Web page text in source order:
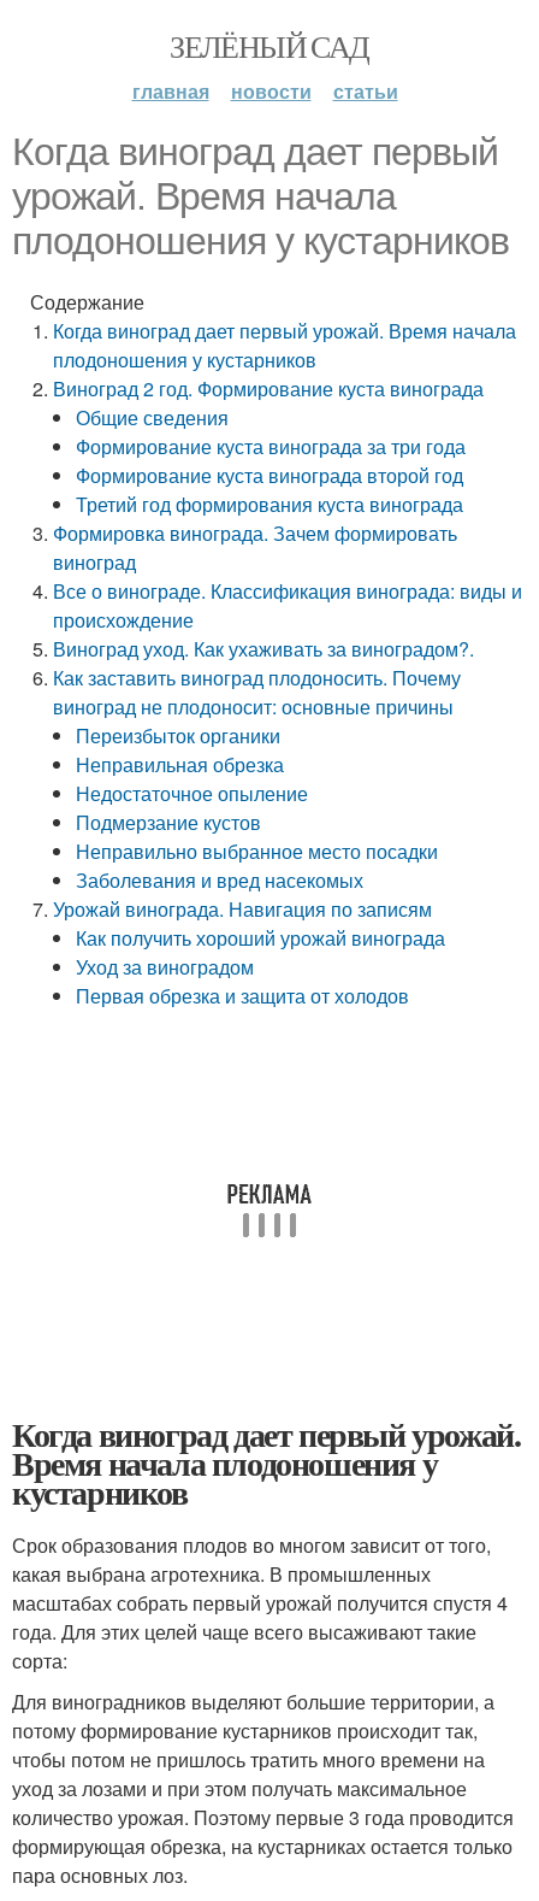
ЗЕЛЁНЫЙ САД
главная новости статьи
Когда виноград дает первый
урожай. Время начала
плодоношения у кустарников
Содержание
Когда виноград дает первый урожай. Время начала
плодоношения у кустарников
Виноград 2 год. Формирование куста винограда
Общие сведения
Формирование куста винограда за три года
Формирование куста винограда второй год
Третий год формирования куста винограда
Формировка винограда. Зачем формировать
виноград
Все о винограде. Классификация винограда: виды и
происхождение
Виноград уход. Как ухаживать за виноградом?.
Как заставить виноград плодоносить. Почему
виноград не плодоносит: основные причины
Переизбыток органики
Неправильная обрезка
Недостаточное опыление
Подмерзание кустов
Неправильно выбранное место посадки
Заболевания и вред насекомых
Урожай винограда. Навигация по записям
Как получить хороший урожай винограда
Уход за виноградом
Первая обрезка и защита от холодов
Когда виноград дает первый урожай.
Время начала плодоношения у
кустарников
Срок образования плодов во многом зависит от того,
какая выбрана агротехника. В промышленных
масштабах собрать первый урожай получится спустя 4
года. Для этих целей чаще всего высаживают такие
сорта:
Для виноградников выделяют большие территории, а
потому формирование кустарников происходит так,
чтобы потом не пришлось тратить много времени на
уход за лозами и при этом получать максимальное
количество урожая. Поэтому первые 3 года проводится
формирующая обрезка, на кустарниках остается только
пара основных лоз.